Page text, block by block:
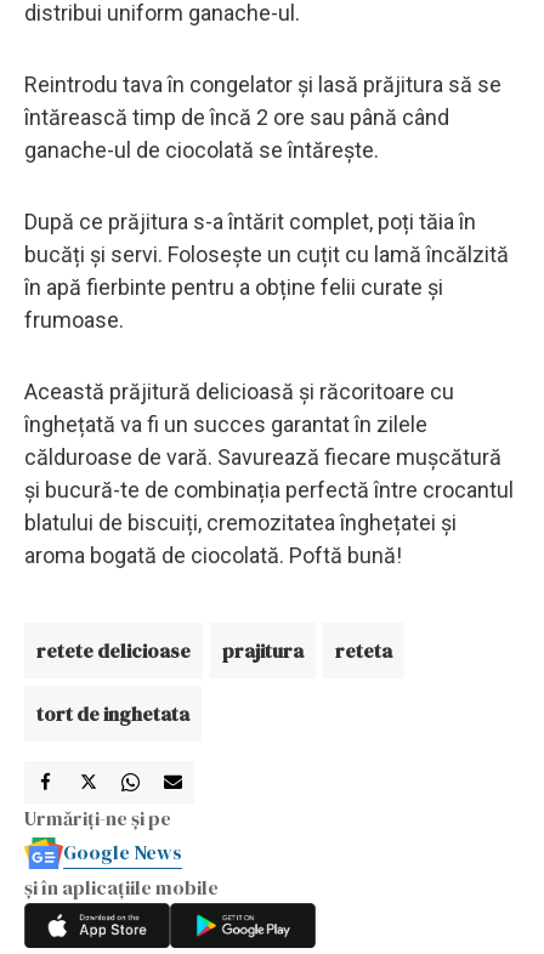
distribui uniform ganache-ul.
Reintrodu tava în congelator și lasă prăjitura să se
întărească timp de încă 2 ore sau până când
ganache-ul de ciocolată se întărește.
După ce prăjitura s-a întărit complet, poți tăia în
bucăți și servi. Folosește un cuțit cu lamă încălzită
în apă fierbinte pentru a obține felii curate și
frumoase.
Această prăjitură delicioasă și răcoritoare cu
înghețată va fi un succes garantat în zilele
călduroase de vară. Savurează fiecare mușcătură
și bucură-te de combinația perfectă între crocantul
blatului de biscuiți, cremozitatea înghețatei și
aroma bogată de ciocolată. Poftă bună!
retete delicioase prajitura reteta
tort de inghetata
Urmăriți-ne și pe
Google News
și în aplicațiile mobile